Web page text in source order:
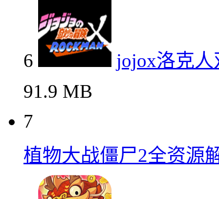
6
jojox洛克
91.9 MB
7
植物大战僵尸2全资源